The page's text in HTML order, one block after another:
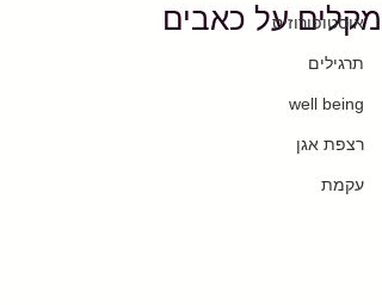
אוסטופורוזיס
תרגילים
well being
רצפת אגן
עקמת
מקלים על כאבים